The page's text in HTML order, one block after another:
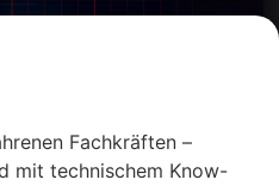
Fachkräften –
mit technischem Know-